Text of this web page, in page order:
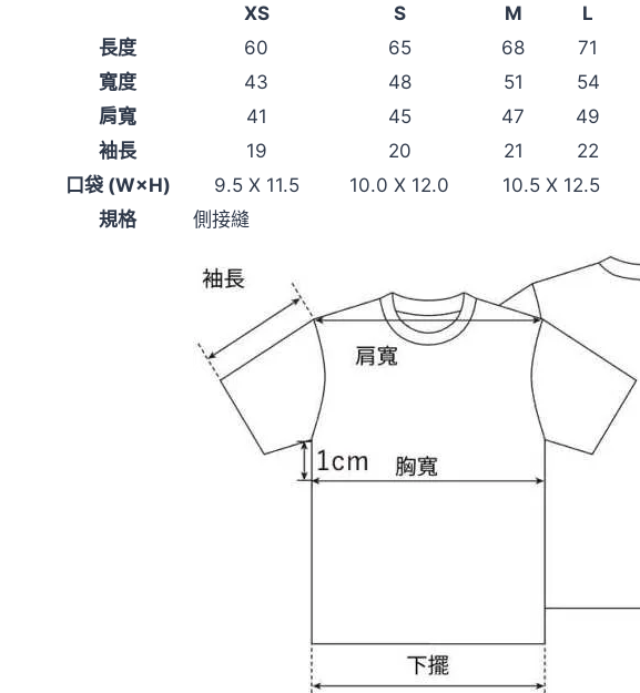
XS
S M
L
長度
60 65 68
71
寬度
43 48 51
54
肩寬
41 45 47
49
袖長
19 20 21
22
口袋 (W×H)
9.5 X 11.5 10.0 X 12.0
10.5 X 12.5
規格
側接縫